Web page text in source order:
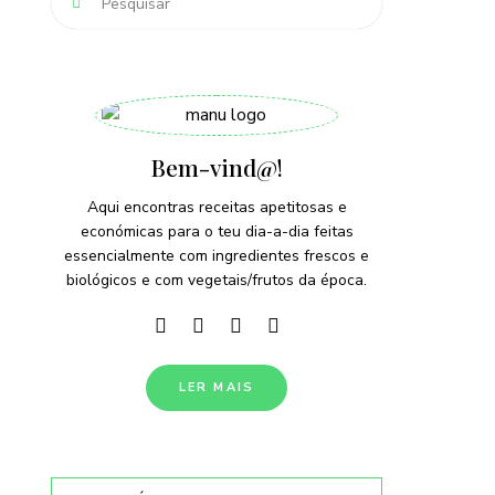
Bem-vind@!
Aqui encontras receitas apetitosas e
económicas para o teu dia-a-dia feitas
essencialmente com ingredientes frescos e
biológicos e com vegetais/frutos da época.
LER MAIS